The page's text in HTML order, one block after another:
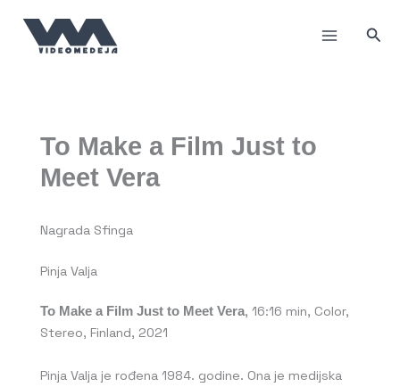
садржај
To Make a Film Just to
Meet Vera
Nagrada Sfinga
Pinja Valja
To Make a Film Just to Meet Vera, 16:16 min, Color,
Stereo, Finland, 2021
Pinja Valja je rođena 1984. godine. Ona je medijska